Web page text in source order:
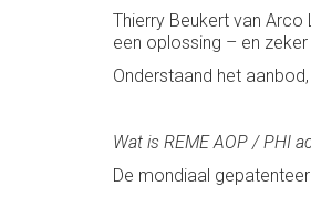
Thierry Beukert van
een oplossing – en
Onderstaand het
Wat is REME AOP / PHI
De mondiaal